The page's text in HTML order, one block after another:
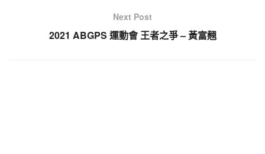
Next Post
2021 ABGPS 運動會 王者之爭 – 黃富翹